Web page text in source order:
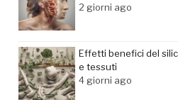
2 giorni ago
Effetti benefici del
e tessuti
4 giorni ago